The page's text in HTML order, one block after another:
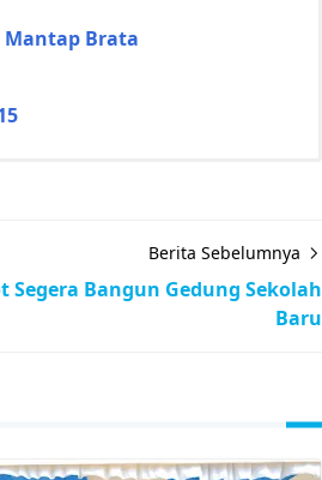
Mantap Brata
Berita Sebelumnya
Segera Bangun Gedung Sekolah
Baru